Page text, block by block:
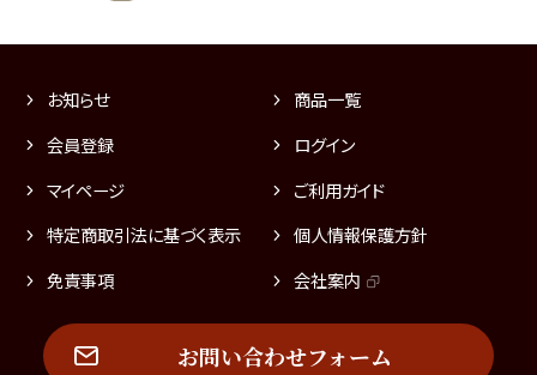
お知らせ
商品一覧
会員登録
ログイン
マイページ
ご利用ガイド
特定商取引法に基づく表示
個人情報保護方針
免責事項
会社案内
お問い合わせフォーム